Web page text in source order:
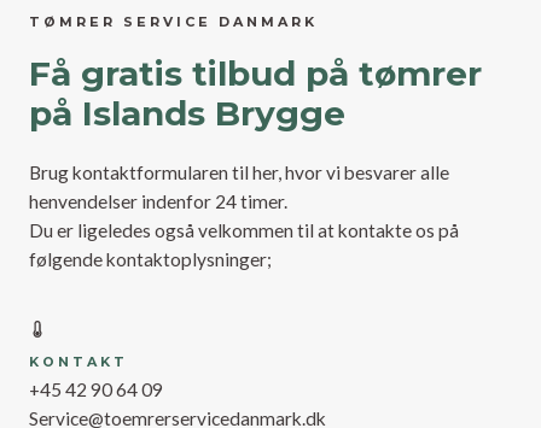
TØMRER SERVICE DANMARK
Få gratis tilbud på tømrer
på Islands Brygge
Brug kontaktformularen til her, hvor vi besvarer alle
henvendelser indenfor 24 timer.
Du er ligeledes også velkommen til at kontakte os på
følgende kontaktoplysninger;
KONTAKT
+45 42 90 64 09
Service@toemrerservicedanmark.dk